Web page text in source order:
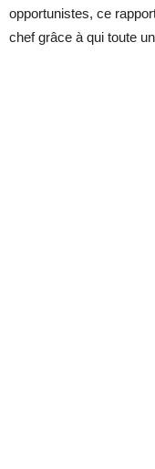
opportunistes, ce
chef grâce à qui toute